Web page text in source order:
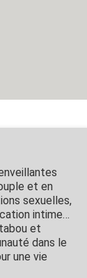
et en
sexuelles,
intime…
et
dans le
une vie